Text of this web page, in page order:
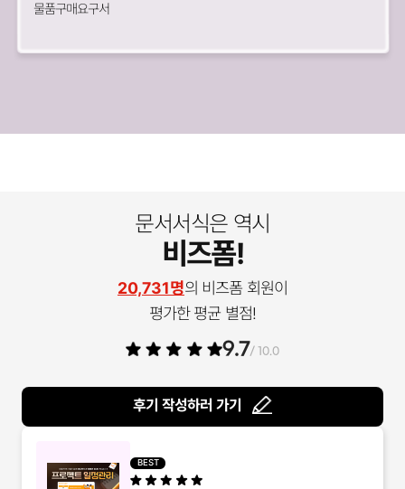
물품구매요구서
문서서식은 역시
비즈폼!
20,731명의 비즈폼 회원이
평가한 평균 별점!
9.7/ 10.0
후기 작성하러 가기
BEST